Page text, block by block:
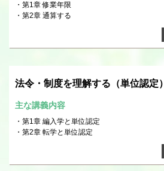
第1章 修業年限
第2章 通算する
法令・制度を理解する（単位認定）
主な講義内容
第1章 編入学と単位認定
第2章 転学と単位認定